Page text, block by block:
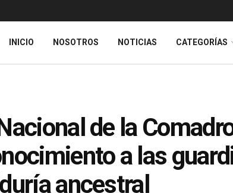
INICIO NOSOTROS NOTICIAS CATEGORÍAS
de la
a las
ancestral